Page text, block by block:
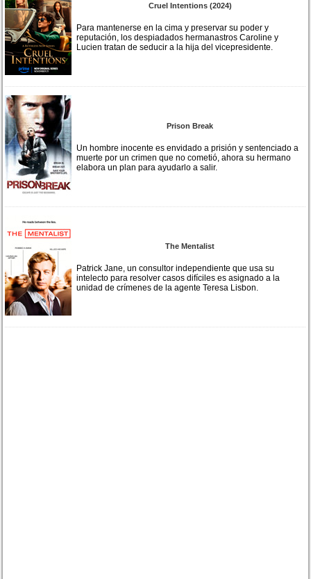
Cruel Intentions (2024)
Para mantenerse en la cima y preservar su poder y
reputación, los despiadados hermanastros Caroline y
Lucien tratan de seducir a la hija del vicepresidente.
Prison Break
Un hombre inocente es envidado a prisión y sentenciado a
muerte por un crimen que no cometió, ahora su hermano
elabora un plan para ayudarlo a salir.
The Mentalist
Patrick Jane, un consultor independiente que usa su
intelecto para resolver casos difíciles es asignado a la
unidad de crímenes de la agente Teresa Lisbon.